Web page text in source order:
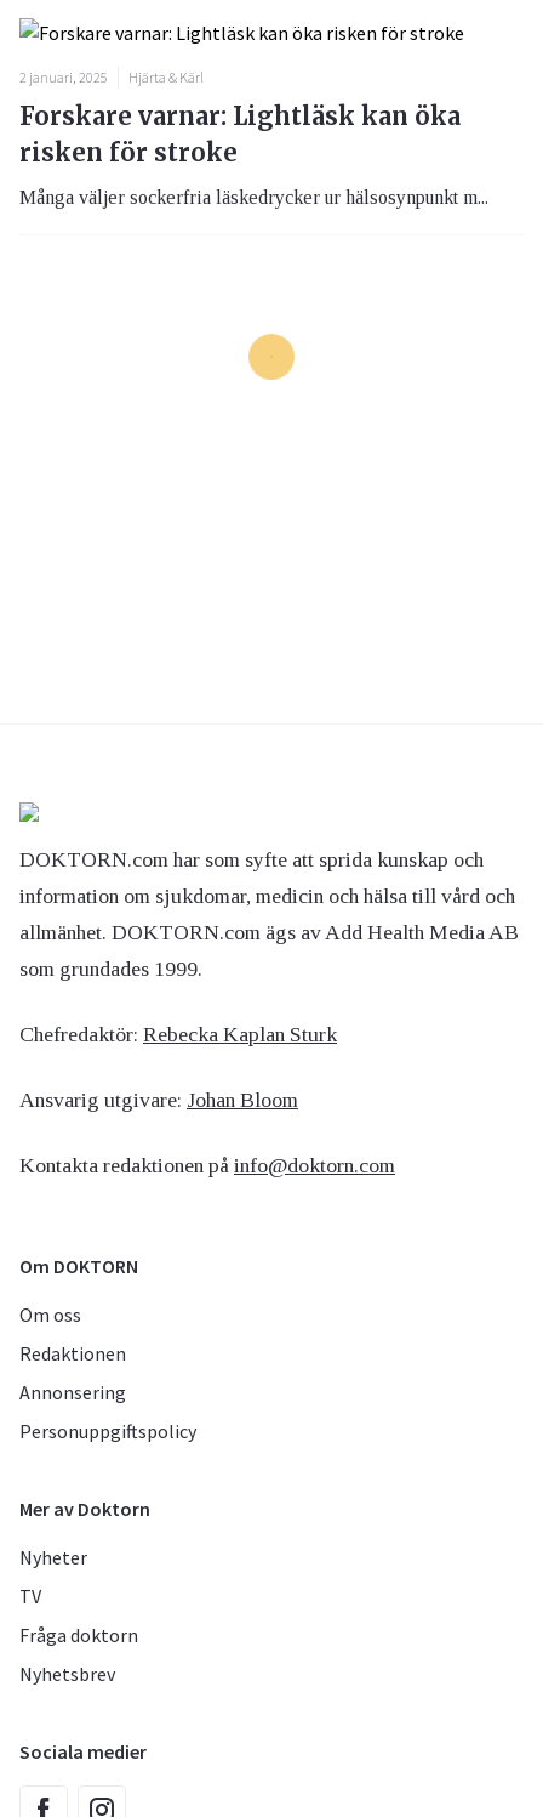
2 januari, 2025 Hjärta & Kärl
Forskare varnar: Lightläsk kan öka
risken för stroke
Många väljer sockerfria läskedrycker ur hälsosynpunkt m...
DOKTORN.com har som syfte att sprida kunskap och
information om sjukdomar, medicin och hälsa till vård och
allmänhet. DOKTORN.com ägs av Add Health Media AB
som grundades 1999.
Chefredaktör: Rebecka Kaplan Sturk
Ansvarig utgivare: Johan Bloom
Kontakta redaktionen på info@doktorn.com
Om DOKTORN
Om oss
Redaktionen
Annonsering
Personuppgiftspolicy
Mer av Doktorn
Nyheter
TV
Fråga doktorn
Nyhetsbrev
Sociala medier